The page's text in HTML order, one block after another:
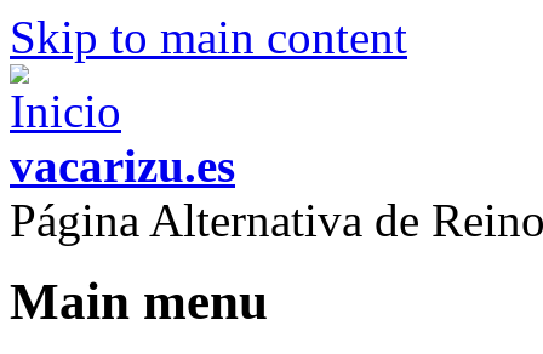
Skip to main content
vacarizu.es
Página Alternativa de
Main menu